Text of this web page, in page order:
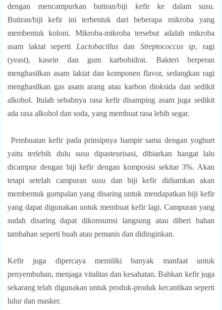
dengan mencampurkan butiran/biji kefir ke dalam susu.
Butiran/biji kefir ini terbentuk dari beberapa mikroba yang
membentuk koloni. Mikroba-mikroba tersebut adalah mikroba
asam laktat seperti Lactobacillusdan Streptococcus sp, ragi
(yeast), kasein dan gum karbohidrat. Bakteri berperan
menghasilkan asam laktat dan komponen flavor, sedangkan ragi
menghasilkan gas asam arang atau karbon dioksida dan sedikit
alkohol. Itulah sebabnya rasa kefir disamping asam juga sedikit
ada rasa alkohol dan soda, yang membuat rasa lebih segar.
Pembuatan kefir pada prinsipnya hampir sama dengan yoghurt
yaitu terlebih dulu susu dipasteurisasi, dibiarkan hangat lalu
dicampur dengan biji kefir dengan komposisi sekitar 3%. Akan
tetapi setelah campuran susu dan biji kefir didiamkan akan
membentuk gumpalan yang disaring untuk mendapatkan biji kefir
yang dapat digunakan untuk membuat kefir lagi. Campuran yang
sudah disaring dapat dikonsumsi langsung atau diberi bahan
tambahan seperti buah atau pemanis dan didinginkan.
Kefir juga dipercaya memiliki banyak manfaat untuk
penyembuhan, menjaga vitalitas dan kesahatan. Bahkan kefir juga
sekarang telah digunakan untuk produk-produk kecantikan seperti
lulur dan masker.